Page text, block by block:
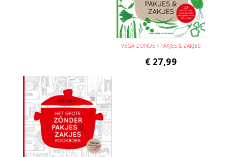
VEGA ZÓNDER PAKJES & ZAKJES
€ 27,99